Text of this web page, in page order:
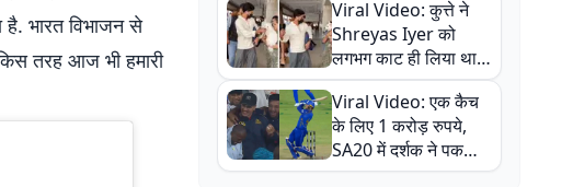
भारत विभाजन से
तरह आज भी हमारी
Video वायरल
Viral Video: कुत्ते ने
Shreyas Iyer को
लगभग काट ही लिया था,
न्यूजीलैंड सीरीज से पहले
बाल-बाल बचे
Viral Video: एक कैच
के लिए 1 करोड़ रुपये,
SA20 में दर्शक ने पकड़ा
एक हाथ से गजब का कैच